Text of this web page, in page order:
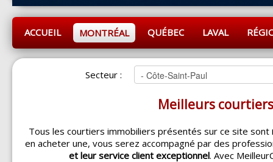
ACCUEIL MONTRÉAL QUÉBEC LAVAL
Secteur :
Meilleurs
Tous les courtiers immobiliers présentés sur ce site sont
en acheter une, vous serez accompagné par des
et leur service client exceptionnel. Avec